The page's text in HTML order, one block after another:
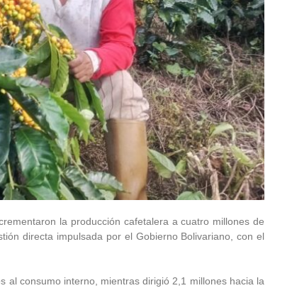
la producción cafetalera a cuatro millones de
directa impulsada por el Gobierno Bolivariano, con el
al consumo interno, mientras dirigió 2,1 millones hacia la